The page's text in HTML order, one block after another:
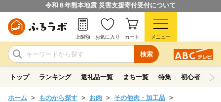
令和８年熊本地震 災害支援寄付受付について
検索
上限額 お気に入り カート メニュー
トップ ランキング 返礼品一覧 まち一覧 特集 初心者ガイド
ホーム ものから探す お肉
その他肉・加工品